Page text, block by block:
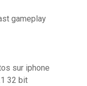
gameplay
sur iphone
32 bit